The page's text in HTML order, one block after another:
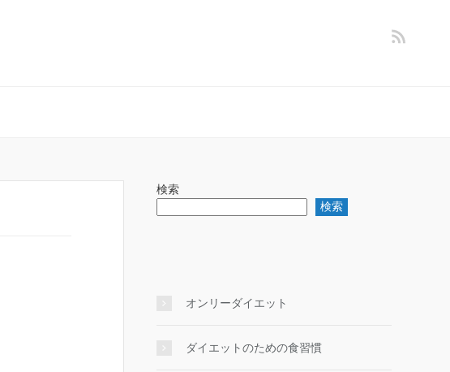
検索
検索
オンリーダイエット
ダイエットのための食習慣